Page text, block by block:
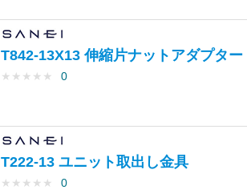
T842-13X13 伸縮片ナットアダプター
★ ★ ★ ★ ★ 0
T222-13 ユニット取出し金具
★ ★ ★ ★ ★ 0